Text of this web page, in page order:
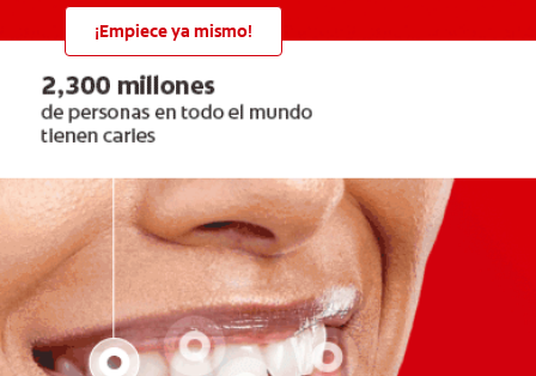
¡Empiece ya mismo!